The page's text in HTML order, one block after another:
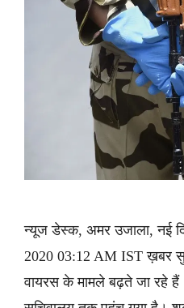
न्यूज डेस्क, अमर उजाला, नई
2020 03:12 AM IST ख़बर
वायरस के मामले बढ़ते जा रहे